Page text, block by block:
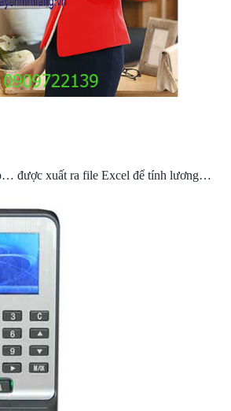
được xuất ra file Excel để tính lương…